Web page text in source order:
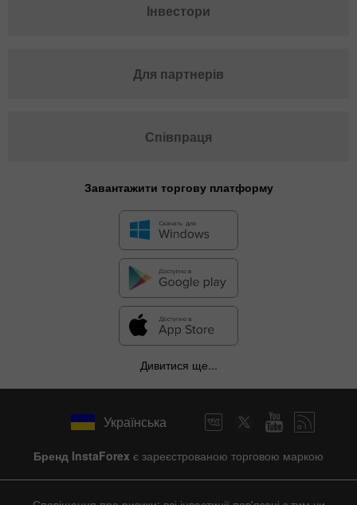
Інвестори
Для партнерів
Співпраця
Завантажити торгову платформу
Дивитися ще...
Українська
Бренд InstaForex є зареєстрованою торговою маркою